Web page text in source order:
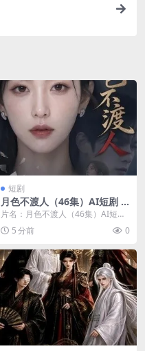
短剧
月色不渡人（46集）AI短剧 (2
026)
片名：月色不渡人（46集）AI短剧
(2026) 分类：短剧 年份：2026
详...5 分前 0